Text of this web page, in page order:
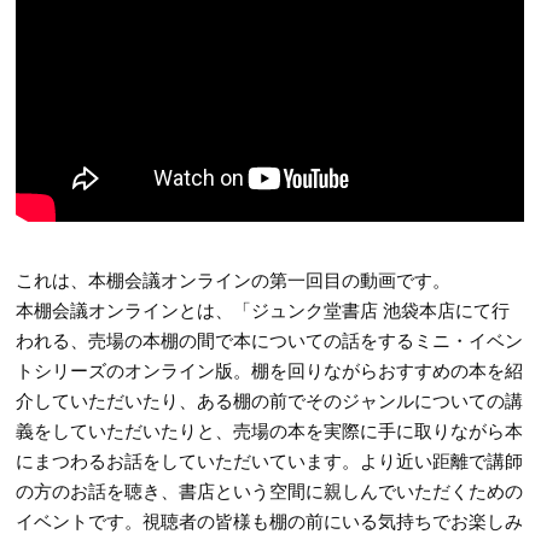
これは、本棚会議オンラインの第一回目の動画です。
本棚会議オンラインとは、「ジュンク堂書店 池袋本店にて行
われる、売場の本棚の間で本についての話をするミニ・イベン
トシリーズのオンライン版。棚を回りながらおすすめの本を紹
介していただいたり、ある棚の前でそのジャンルについての講
義をしていただいたりと、売場の本を実際に手に取りながら本
にまつわるお話をしていただいています。より近い距離で講師
の方のお話を聴き、書店という空間に親しんでいただくための
イベントです。視聴者の皆様も棚の前にいる気持ちでお楽しみ